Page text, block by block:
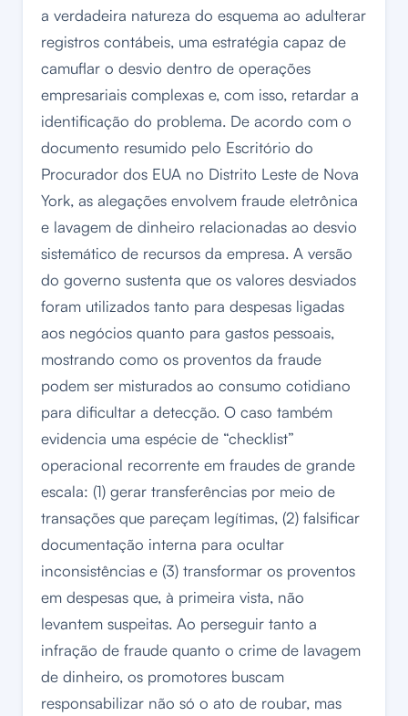
a verdadeira natureza do esquema ao adulterar
registros contábeis, uma estratégia capaz de
camuflar o desvio dentro de operações
empresariais complexas e, com isso, retardar a
identificação do problema. De acordo com o
documento resumido pelo Escritório do
Procurador dos EUA no Distrito Leste de Nova
York, as alegações envolvem fraude eletrônica
e lavagem de dinheiro relacionadas ao desvio
sistemático de recursos da empresa. A versão
do governo sustenta que os valores desviados
foram utilizados tanto para despesas ligadas
aos negócios quanto para gastos pessoais,
mostrando como os proventos da fraude
podem ser misturados ao consumo cotidiano
para dificultar a detecção. O caso também
evidencia uma espécie de “checklist”
operacional recorrente em fraudes de grande
escala: (1) gerar transferências por meio de
transações que pareçam legítimas, (2) falsificar
documentação interna para ocultar
inconsistências e (3) transformar os proventos
em despesas que, à primeira vista, não
levantem suspeitas. Ao perseguir tanto a
infração de fraude quanto o crime de lavagem
de dinheiro, os promotores buscam
responsabilizar não só o ato de roubar, mas